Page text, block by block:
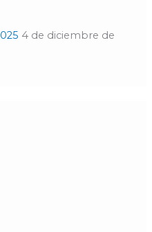
4 de diciembre de